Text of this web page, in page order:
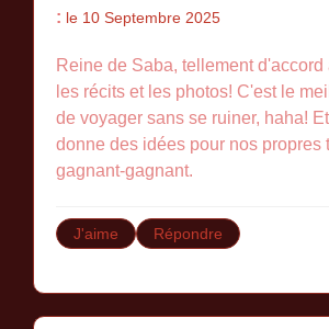
: le 10 Septembre 2025
Reine de Saba, tellement d'accord
les récits et les photos! C'est le
de voyager sans se ruiner, haha!
donne des idées pour nos propres
gagnant-gagnant.
J'aime Répondre